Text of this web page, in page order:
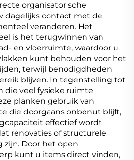
organisatorische
dagelijks contact met de
veranderen. Het
is het terugwinnen van
en vloerruimte, waardoor u
kunt behouden voor het
terwijl benodigdheden
blijven. In tegenstelling tot
die veel fysieke ruimte
planken gebruik van
die doorgaans onbenut blijft,
effectief wordt
renovaties of structurele
zijn. Door het open
kunt u items direct vinden,